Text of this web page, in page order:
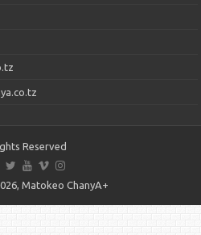
Reserved
Matokeo ChanyA+